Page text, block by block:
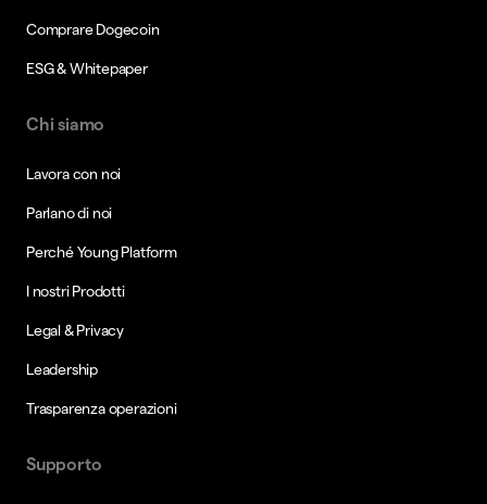
Comprare Dogecoin
ESG & Whitepaper
Chi siamo
Lavora con noi
Parlano di noi
Perché Young Platform
I nostri Prodotti
Legal & Privacy
Leadership
Trasparenza operazioni
Supporto